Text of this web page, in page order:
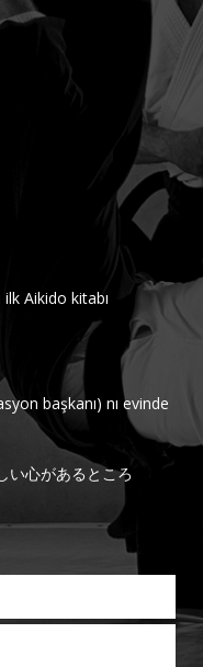
Aikido kitabı
başkanı) nı evinde
い心があるところ